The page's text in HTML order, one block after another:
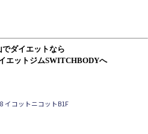
でダイエットなら
エットジムSWITCHBODYへ
ットニコットB1F